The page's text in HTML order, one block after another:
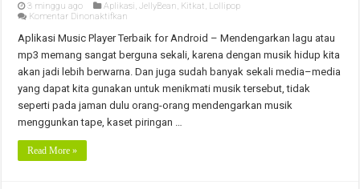
3 minggu ago Aplikasi,JellyBean, Kitkat, Lollipop
Komentar Dinonaktifkan
5
Pemutar
Musik
Terbaik
untuk
Aplikasi Music Player Terbaik for Android – Mendengarkan lagu atau
mp3 memang sangat berguna sekali, karena dengan musik hidup kita
akan jadi lebih berwarna. Dan juga sudah banyak sekali media–media
yang dapat kita gunakan untuk menikmati musik tersebut, tidak
seperti pada jaman dulu orang-orang mendengarkan musik
menggunkan tape, kaset piringan …
Read More »